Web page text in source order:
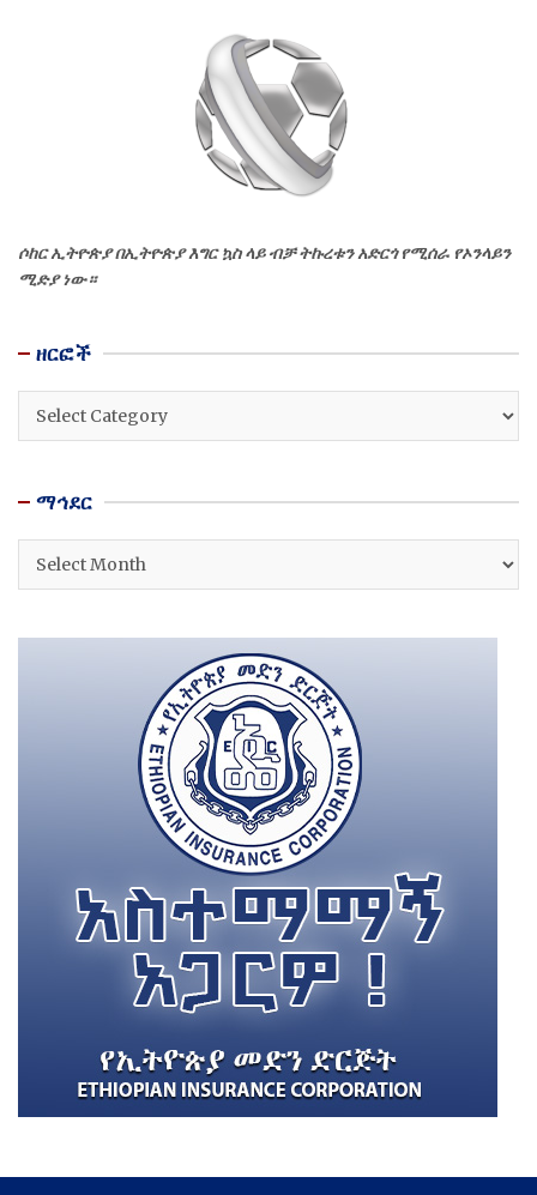
ሶከር ኢትዮጵያ በኢትዮጵያ እግር ኳስ ላይ ብቻ ትኩረቱን አድርጎ የሚሰራ የኦንላይን
ሚድያ ነው።
ዘርፎች
ዘርፎች
ማኅደር
ማኅደር